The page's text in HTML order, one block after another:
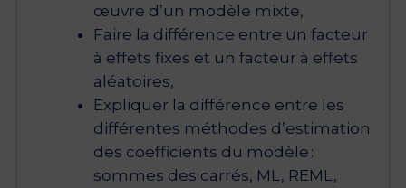
œuvre d’un modèle mixte,
Faire la différence entre un facteur
à effets fixes et un facteur à effets
aléatoires,
Expliquer la différence entre les
différentes méthodes d’estimation
des coefficients du modèle :
sommes des carrés, ML, REML,